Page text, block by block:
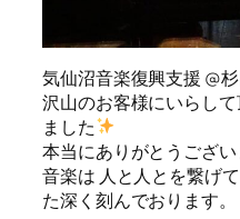
気仙沼音楽復興支援 @
沢山のお客様にいらし
ました
本当にありがとうござ
音楽は 人と人とを繋げ
た深く刻んでおります。